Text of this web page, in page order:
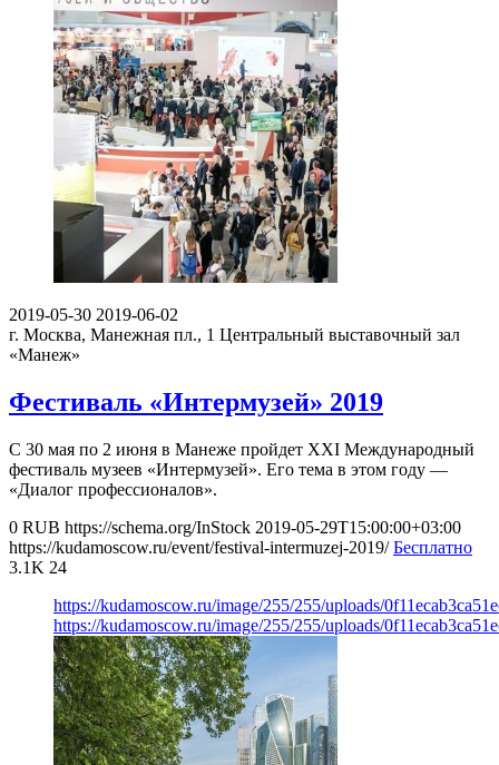
2019-05-30 2019-06-02
г. Москва, Манежная пл., 1 Центральный выставочный зал
«Манеж»
Фестиваль «Интермузей» 2019
С 30 мая по 2 июня в Манеже пройдет XXI Международный
фестиваль музеев «Интермузей». Его тема в этом году —
«Диалог профессионалов».
0 RUB https://schema.org/InStock 2019-05-29T15:00:00+03:00
https://kudamoscow.ru/event/festival-intermuzej-2019/ Бесплатно
3.1K 24
https://kudamoscow.ru/image/255/255/uploads/
https://kudamoscow.ru/image/255/255/uploads/